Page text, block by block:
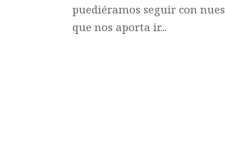
puediéramos seguir con
que nos aporta ir...